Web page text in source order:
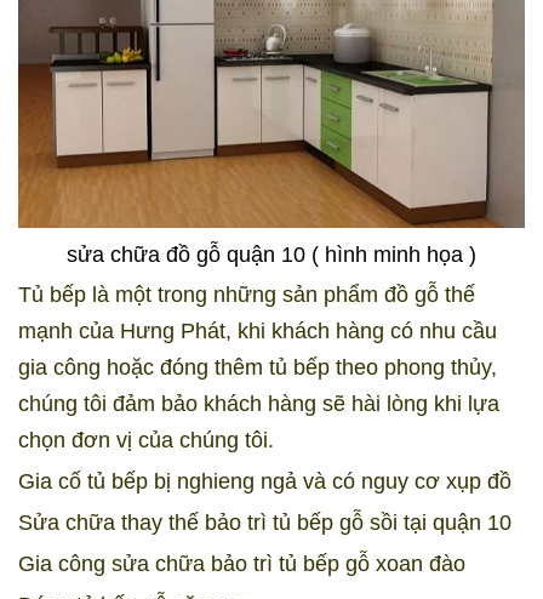
sửa chữa đồ gỗ quận 10 ( hình minh họa )
Tủ bếp là một trong những sản phẩm đồ gỗ thế
mạnh của Hưng Phát, khi khách hàng có nhu cầu
gia công hoặc đóng thêm tủ bếp theo phong thủy,
chúng tôi đảm bảo khách hàng sẽ hài lòng khi lựa
chọn đơn vị của chúng tôi.
Gia cố tủ bếp bị nghieng ngả và có nguy cơ xụp đồ
Sửa chữa thay thế bảo trì tủ bếp gỗ sồi tại quận 10
Gia công sửa chữa bảo trì tủ bếp gỗ xoan đào